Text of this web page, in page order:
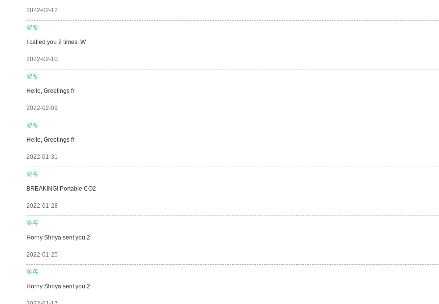
2022-02-12
游客
I called you 2 times. W
2022-02-10
游客
Hello, Greetings fr
2022-02-09
游客
Hello, Greetings fr
2022-01-31
游客
BREAKING! Portable CO2
2022-01-28
游客
Horny Shriya sent you 2
2022-01-25
游客
Horny Shriya sent you 2